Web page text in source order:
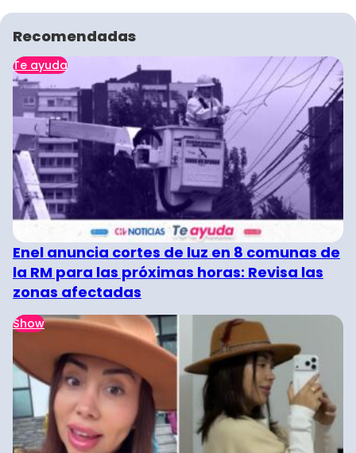
Recomendadas
Te ayuda
Enel anuncia cortes de luz en 8 comunas de
la RM para las próximas horas: Revisa las
zonas afectadas
Show